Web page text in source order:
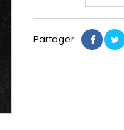
Partager